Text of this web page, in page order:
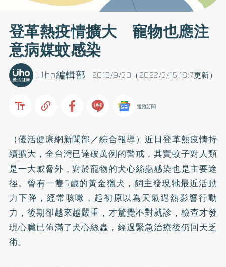
登革熱疫情擴大 寵物也應注
意病媒蚊感染
2015/9/30（2022/3/15 18:7更新）
Uho編輯部
追蹤訂閱
（優活健康網新聞部／綜合報導）近日登革熱疫情持
續擴大，全台灣已達破萬例的警戒，其實蚊子對人類
是一大威脅外，對於寵物的犬心絲蟲感染也是主要途
徑。曾有一隻5歲的黃金獵犬，飼主發現牠最近活動
力下降，經常咳嗽，起初原以為天氣過熱影響行動
力，後期卻越來越嚴重，才驚覺不對就診，檢查才發
現心臟已佈滿了犬心絲蟲，經過緊急治療後仍回天乏
術。